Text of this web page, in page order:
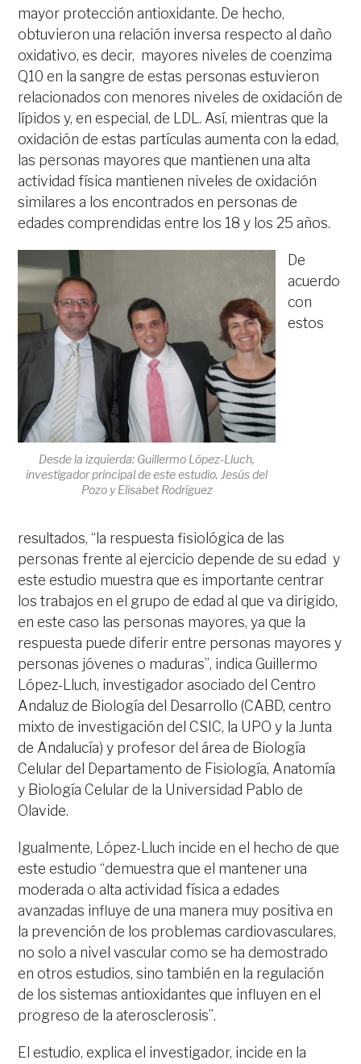
mayor protección antioxidante. De hecho,
obtuvieron una relación inversa respecto al daño
oxidativo, es decir, mayores niveles de coenzima
Q10 en la sangre de estas personas estuvieron
relacionados con menores niveles de oxidación de
lípidos y, en especial, de LDL. Así, mientras que la
oxidación de estas partículas aumenta con la edad,
las personas mayores que mantienen una alta
actividad física mantienen niveles de oxidación
similares a los encontrados en personas de
edades comprendidas entre los 18 y los 25 años.
Desde la izquierda: Guillermo López-Lluch,
investigador principal de este estudio, Jesús del
Pozo y Elisabet Rodríguez
De
acuerdo
con
estos
resultados, “la respuesta fisiológica de las
personas frente al ejercicio depende de su edad y
este estudio muestra que es importante centrar
los trabajos en el grupo de edad al que va dirigido,
en este caso las personas mayores, ya que la
respuesta puede diferir entre personas mayores y
personas jóvenes o maduras”, indica Guillermo
López-Lluch, investigador asociado del Centro
Andaluz de Biología del Desarrollo (CABD, centro
mixto de investigación del CSIC, la UPO y la Junta
de Andalucía) y profesor del área de Biología
Celular del Departamento de Fisiología, Anatomía
y Biología Celular de la Universidad Pablo de
Olavide.
Igualmente, López-Lluch incide en el hecho de que
este estudio “demuestra que el mantener una
moderada o alta actividad física a edades
avanzadas influye de una manera muy positiva en
la prevención de los problemas cardiovasculares,
no solo a nivel vascular como se ha demostrado
en otros estudios, sino también en la regulación
de los sistemas antioxidantes que influyen en el
progreso de la aterosclerosis”.
El estudio, explica el investigador, incide en la